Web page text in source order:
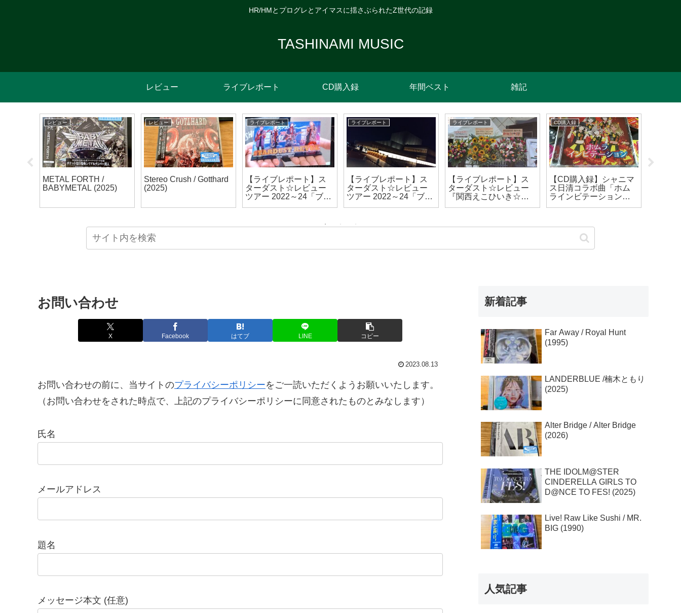
HR/HMとプログレとアイマスに揺さぶられたZ世代の記録
TASHINAMI MUSIC
レビュー ライブレポート CD購入録 年間ベスト 雑記
レビュー
METAL FORTH /
BABYMETAL (2025)
レビュー
Stereo Crush / Gotthard
(2025)
ライブレポート
【ライブレポート】ス
ターダスト☆レビュー
ツアー 2022～24「ブギ
ライブレポート
【ライブレポート】ス
ターダスト☆レビュー
ツアー 2022～24「ブギ
ースティック編 高槻公
ライブレポート
【ライブレポート】ス
ターダスト☆レビュー
『関西えこひいき☆あ
CD購入録
【CD購入録】シャニマ
ス日清コラボ曲「ホム
ラインビテーション」
お問い合わせ
X Facebook はてブ LINE コピー
2023.08.13
お問い合わせの前に、当サイトのプライバシーポリシーをご一読いただくようお願いいたします。
（お問い合わせをされた時点で、上記のプライバシーポリシーに同意されたものとみなします）
氏名
メールアドレス
題名
メッセージ本文 (任意)
新着記事
Far Away / Royal Hunt
(1995)
LANDERBLUE /楠木ともり
(2025)
Alter Bridge / Alter Bridge
(2026)
THE IDOLM@STER
CINDERELLA GIRLS TO
D@NCE TO FES! (2025)
Live! Raw Like Sushi / MR.
BIG (1990)
人気記事